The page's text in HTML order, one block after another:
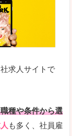
求人サイトで
種や条件から選
も多く、社員雇